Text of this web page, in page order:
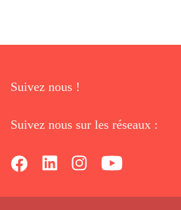
Suivez nous !
Suivez nous sur les réseaux :